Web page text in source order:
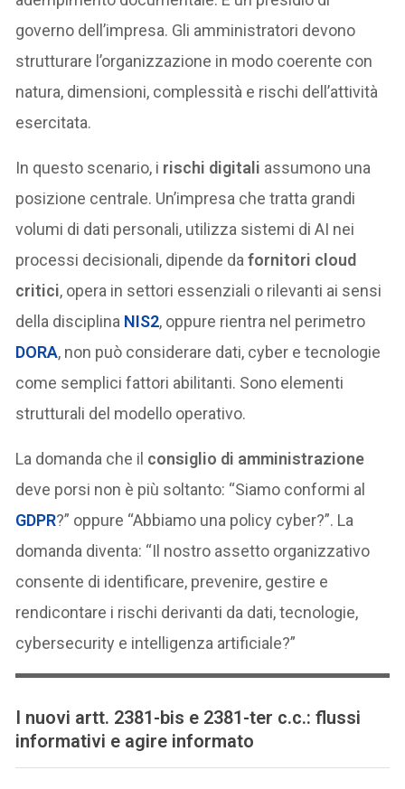
governo dell’impresa. Gli amministratori devono
strutturare l’organizzazione in modo coerente con
natura, dimensioni, complessità e rischi dell’attività
esercitata.
In questo scenario, i rischi digitali assumono una
posizione centrale. Un’impresa che tratta grandi
volumi di dati personali, utilizza sistemi di AI nei
processi decisionali, dipende dafornitori cloud
critici, opera in settori essenziali o rilevanti ai sensi
della disciplina NIS2, oppure rientra nel perimetro
DORA, non può considerare dati, cyber e tecnologie
come semplici fattori abilitanti. Sono elementi
strutturali del modello operativo.
La domanda che il consiglio di amministrazione
deve porsi non è più soltanto: “Siamo conformi al
GDPR?” oppure “Abbiamo una policy cyber?”. La
domanda diventa: “Il nostro assetto organizzativo
consente di identificare, prevenire, gestire e
rendicontare i rischi derivanti da dati, tecnologie,
cybersecurity e intelligenza artificiale?”
I nuovi artt. 2381-bis e 2381-ter c.c.: flussi
informativi e agire informato